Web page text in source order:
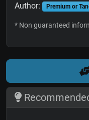
Author: Premium or
* Non guaranteed